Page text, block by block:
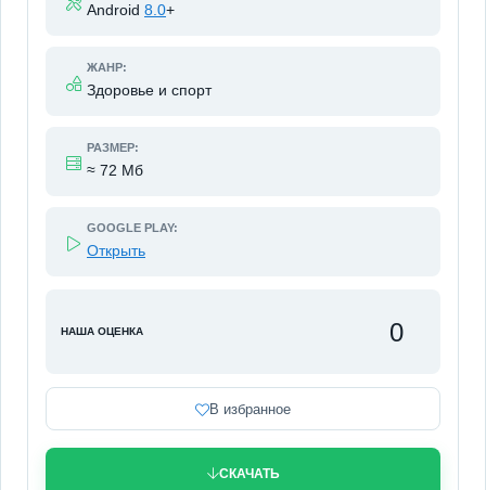
Android 8.0+
ЖАНР:
Здоровье и спорт
РАЗМЕР:
≈ 72 Мб
GOOGLE PLAY:
Открыть
НАША ОЦЕНКА 0
В избранное
СКАЧАТЬ